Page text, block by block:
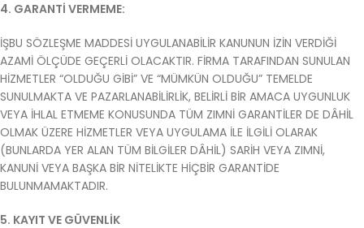
4. GARANTİ VERMEME:
İŞBU SÖZLEŞME MADDESİ UYGULANABİLİR KANUNUN İZİN VERDİĞİ
AZAMİ ÖLÇÜDE GEÇERLİ OLACAKTIR. FİRMA TARAFINDAN SUNULAN
HİZMETLER “OLDUĞU GİBİ” VE “MÜMKÜN OLDUĞU” TEMELDE
SUNULMAKTA VE PAZARLANABİLİRLİK, BELİRLİ BİR AMACA UYGUNLUK
VEYA İHLAL ETMEME KONUSUNDA TÜM ZIMNİ GARANTİLER DE DÂHİL
OLMAK ÜZERE HİZMETLER VEYA UYGULAMA İLE İLGİLİ OLARAK
(BUNLARDA YER ALAN TÜM BİLGİLER DÂHİL) SARİH VEYA ZIMNİ,
KANUNİ VEYA BAŞKA BİR NİTELİKTE HİÇBİR GARANTİDE
BULUNMAMAKTADIR.
5. KAYIT VE GÜVENLİK